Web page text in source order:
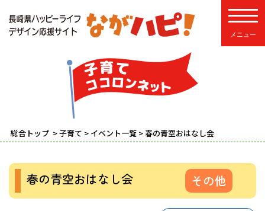
総合トップ >子育て > イベント一覧 > 春の青空おはなし会
春の青空おはなし会 その他